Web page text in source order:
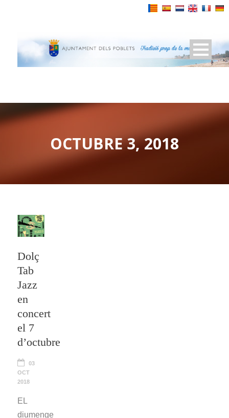
OCTUBRE 3, 2018
Dolç
Tab
Jazz
en
concert
el 7
d’octubre
03
OCT
2018
EL
diumenge